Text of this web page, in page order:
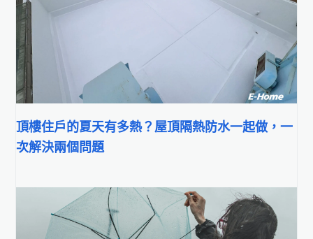
頂樓住戶的夏天有多熱？屋頂隔熱防水一起做，一
次解決兩個問題